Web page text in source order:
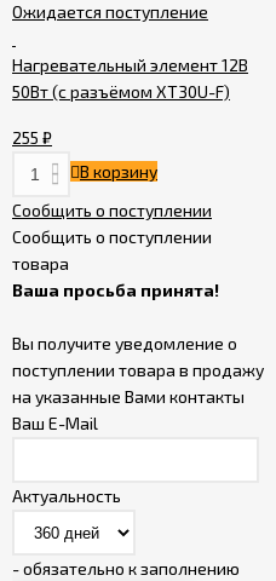
Ожидается поступление
Нагревательный элемент 12В
50Вт (с разъёмом XT30U-F)
255 ₽
В корзину
Сообщить о поступлении
Сообщить о поступлении
товара
Ваша просьба принята!
Вы получите уведомление о
поступлении товара в продажу
на указанные Вами контакты
Ваш E-Mail
Актуальность
- обязательно к заполнению